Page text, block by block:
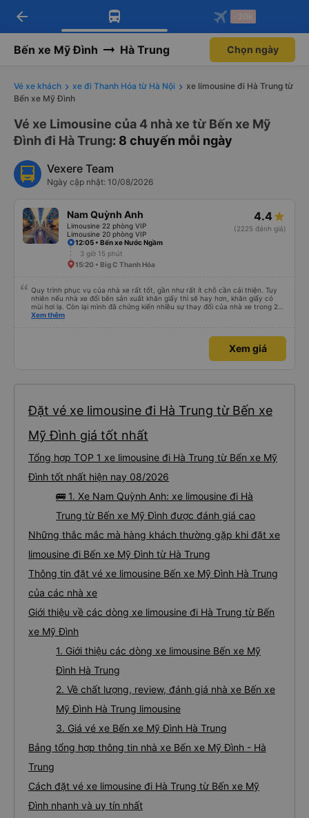
Tải app Vexere ngay!
Nhận ưu đãi thành viên độc
Mở app
Tải app Vexere
-30k/ghế khi đặt vé máy bay qua
Mở app
arrow_back -30k
Bến xe Mỹ Đình Hà Trung Chọn ngày
Vé xe khách xe đi Thanh Hóa từ Hà Nội
xe limousine đi Hà Trung từ
Bến xe Mỹ Đình
Vé xe Limousine của 4 nhà xe từ Bến xe Mỹ
Đình đi Hà Trung: 8 chuyến mỗi ngày
Vexere Team
Ngày cập nhật: 10/08/2026
Nam Quỳnh Anh
Limousine 22 phòng VIP
Limousine 20 phòng VIP
4.4
(2225 đánh giá)
12:05 • Bến xe Nước Ngầm
3 giờ 15 phút
15:20 • Big C Thanh Hóa
Quy trình phục vụ của nhà xe rất tốt, gần như rất ít chỗ cần cải thiện. Tuy
nhiên nếu nhà xe đổi bên sản xuất khăn giấy thì sẽ hay hơn, khăn giấy có
mùi hơi lạ. Còn lại mình đã chứng kiến nhiều sự thay đổi của nhà xe trong 2
tháng vừa rồi: tài xế và phụ xe ngày càng thân thiện, quy trình phục vụ rõ
Xem thêm
Xem giá
Đặt vé xe limousine đi Hà Trung từ Bến xe
Mỹ Đình giá tốt nhất
Tổng hợp TOP 1 xe limousine đi Hà Trung từ Bến xe Mỹ
Đình tốt nhất hiện nay 08/2026
🚌 1. Xe Nam Quỳnh Anh: xe limousine đi Hà
Trung từ Bến xe Mỹ Đình được đánh giá cao
Những thắc mắc mà hàng khách thường gặp khi đặt xe
limousine đi Bến xe Mỹ Đình từ Hà Trung
Thông tin đặt vé xe limousine Bến xe Mỹ Đình Hà Trung
của các nhà xe
Giới thiệu về các dòng xe limousine đi Hà Trung từ Bến
xe Mỹ Đình
1. Giới thiệu các dòng xe limousine Bến xe Mỹ
Đình Hà Trung
2. Về chất lượng, review, đánh giá nhà xe Bến xe
Mỹ Đình Hà Trung limousine
3. Giá vé xe Bến xe Mỹ Đình Hà Trung
Bảng tổng hợp thông tin nhà xe Bến xe Mỹ Đình - Hà
Trung
Cách đặt vé xe limousine đi Hà Trung từ Bến xe Mỹ
Đình nhanh và uy tín nhất